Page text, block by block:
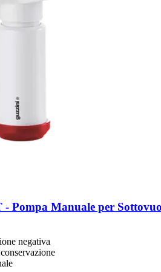
-​ Pompa Manuale per
negativa